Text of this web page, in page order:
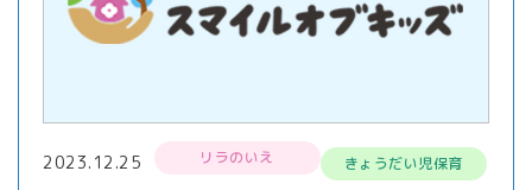
2023.12.25 リラのいえ きょうだい児保育